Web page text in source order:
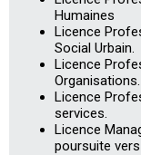
Humaines
Licence
Social Urbain.
Licence
Organisations.
Licence
services.
Licence
poursuite